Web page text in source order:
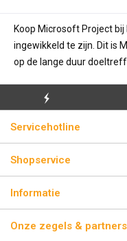
Koop Microsoft Project
ingewikkeld te zijn. Dit is
op de lange duur
BLIKSEMVERZENDING
Servicehotline
Shopservice
Informatie
Onze zegels & partners